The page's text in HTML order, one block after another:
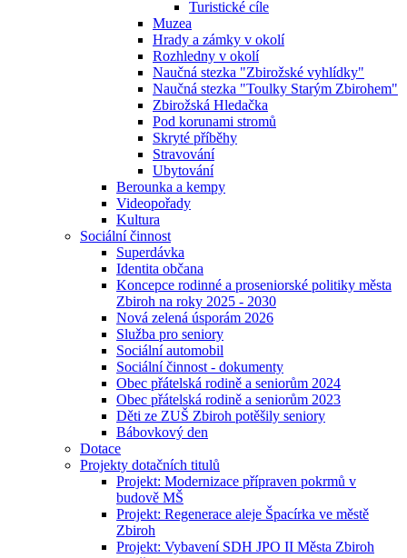
Turistické cíle
Muzea
Hrady a zámky v okolí
Rozhledny v okolí
Naučná stezka "Zbirožské vyhlídky"
Naučná stezka "Toulky Starým Zbirohem"
Zbirožská Hledačka
Pod korunami stromů
Skryté příběhy
Stravování
Ubytování
Berounka a kempy
Videopořady
Kultura
Sociální činnost
Superdávka
Identita občana
Koncepce rodinné a proseniorské politiky města
Zbiroh na roky 2025 - 2030
Nová zelená úsporám 2026
Služba pro seniory
Sociální automobil
Sociální činnost - dokumenty
Obec přátelská rodině a seniorům 2024
Obec přátelská rodině a seniorům 2023
Děti ze ZUŠ Zbiroh potěšily seniory
Bábovkový den
Dotace
Projekty dotačních titulů
Projekt: Modernizace přípraven pokrmů v
budově MŠ
Projekt: Regenerace aleje Špacírka ve městě
Zbiroh
Projekt: Vybavení SDH JPO II Města Zbiroh